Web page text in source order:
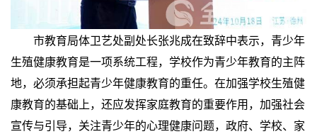
市教育局体卫艺处副处长张兆成在致辞中表示，青少年
生殖健康教育是一项系统工程，学校作为青少年教育的主阵
地，必须承担起青少年健康教育的重任。在加强学校生殖健
康教育的基础上，还应发挥家庭教育的重要作用，加强社会
宣传与引导，关注青少年的心理健康问题，政府、学校、家